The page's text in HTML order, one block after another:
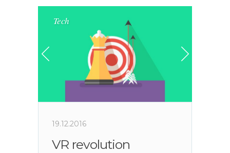
Tech
19.12.2016
VR revolution